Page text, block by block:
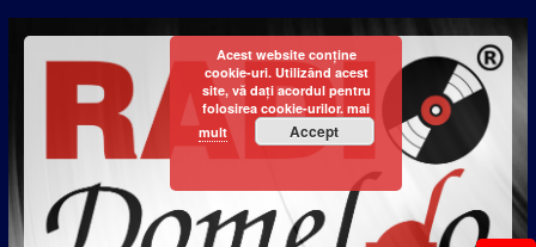
Acest website conține
cookie-uri. Utilizând acest
site, vă dați acordul pentru
folosirea cookie-urilor. mai
mult
Accept